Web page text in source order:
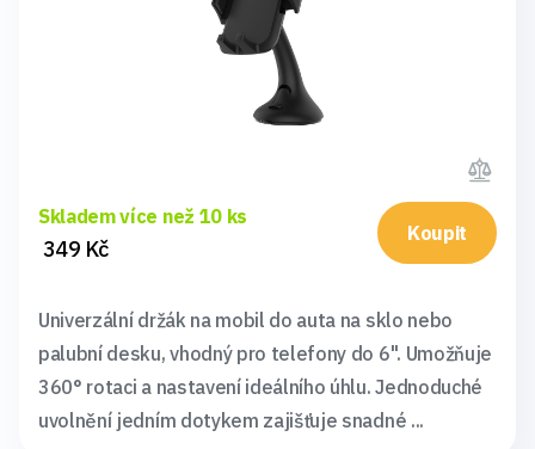
Skladem více než 10 ks
349 Kč
Koupit
Univerzální držák na mobil do auta na sklo nebo
palubní desku, vhodný pro telefony do 6". Umožňuje
360° rotaci a nastavení ideálního úhlu. Jednoduché
uvolnění jedním dotykem zajišťuje snadné ...